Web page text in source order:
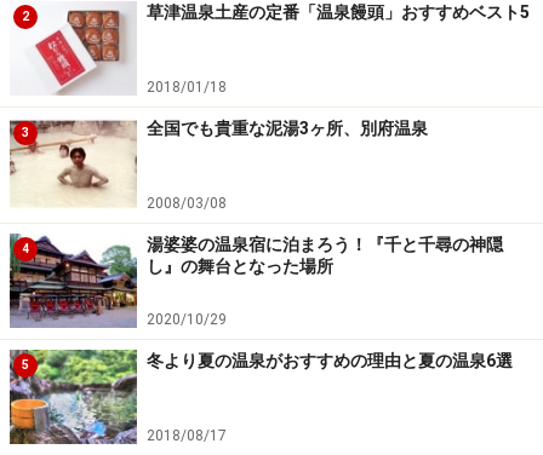
次は夜の露天風呂と樽風呂の内湯など
※記事内容は執筆時点のものです。最新の内容をご確認くださ
い。
2 草津温泉土産の定番「温泉饅頭」おすすめベスト5
2018/01/18
3 全国でも貴重な泥湯3ヶ所、別府温泉
2008/03/08
4
湯婆婆の温泉宿に泊まろう！『千と千尋の神隠
し』の舞台となった場所
2020/10/29
5 冬より夏の温泉がおすすめの理由と夏の温泉6選
2018/08/17